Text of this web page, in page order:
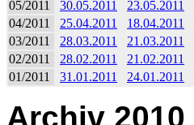
05/2011 30.05.2011 23.05.2011
04/2011
25.04.2011 18.04.2011
03/2011
28.03.2011 21.03.2011
02/2011
28.02.2011 21.02.2011
01/2011
31.01.2011 24.01.2011
Archiv 2010